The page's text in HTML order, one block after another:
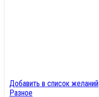
Добавить в список желаний
Разное